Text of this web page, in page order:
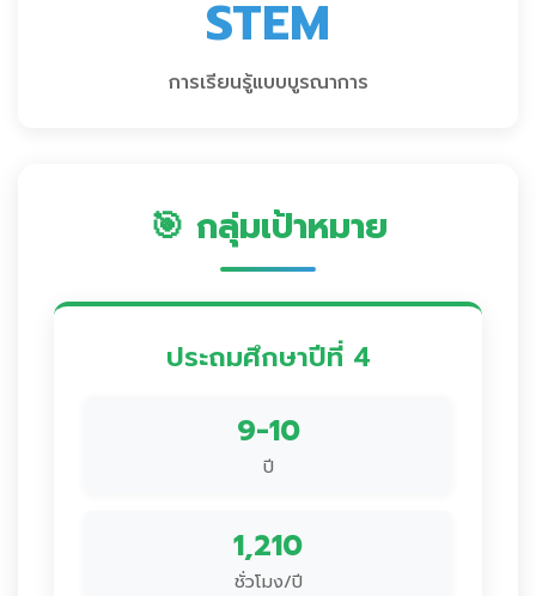
STEM
การเรียนรู้แบบบูรณาการ
🎯 กลุ่มเป้าหมาย
ประถมศึกษาปีที่ 4
9-10
ปี
1,210
ชั่วโมง/ปี